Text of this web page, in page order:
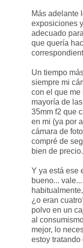
Más adelante
exposiciones
adecuado
que quería
Un tiempo
siempre mi
con el que me
mayoría de
35mm f2 que
en mi (ya por
cámara de
compré de
bien de precio.
Y ya está ese
bueno...
¿o eran
polvo en un
al
mejor, lo
estoy tratando